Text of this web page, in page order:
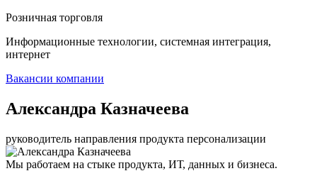
Розничная торговля
Информационные технологии, системная интеграция,
интернет
Вакансии компании
Александра Казначеева
руководитель направления продукта персонализации
Мы работаем на стыке продукта, ИТ, данных и бизнеса.